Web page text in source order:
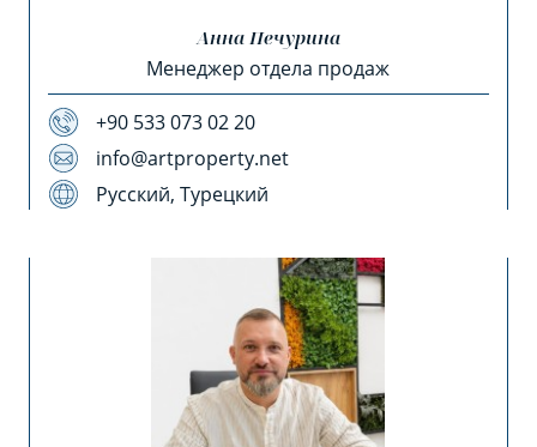
Анна Печурина
Менеджер отдела продаж
+90 533 073 02 20
info@artproperty.net
Русский, Турецкий